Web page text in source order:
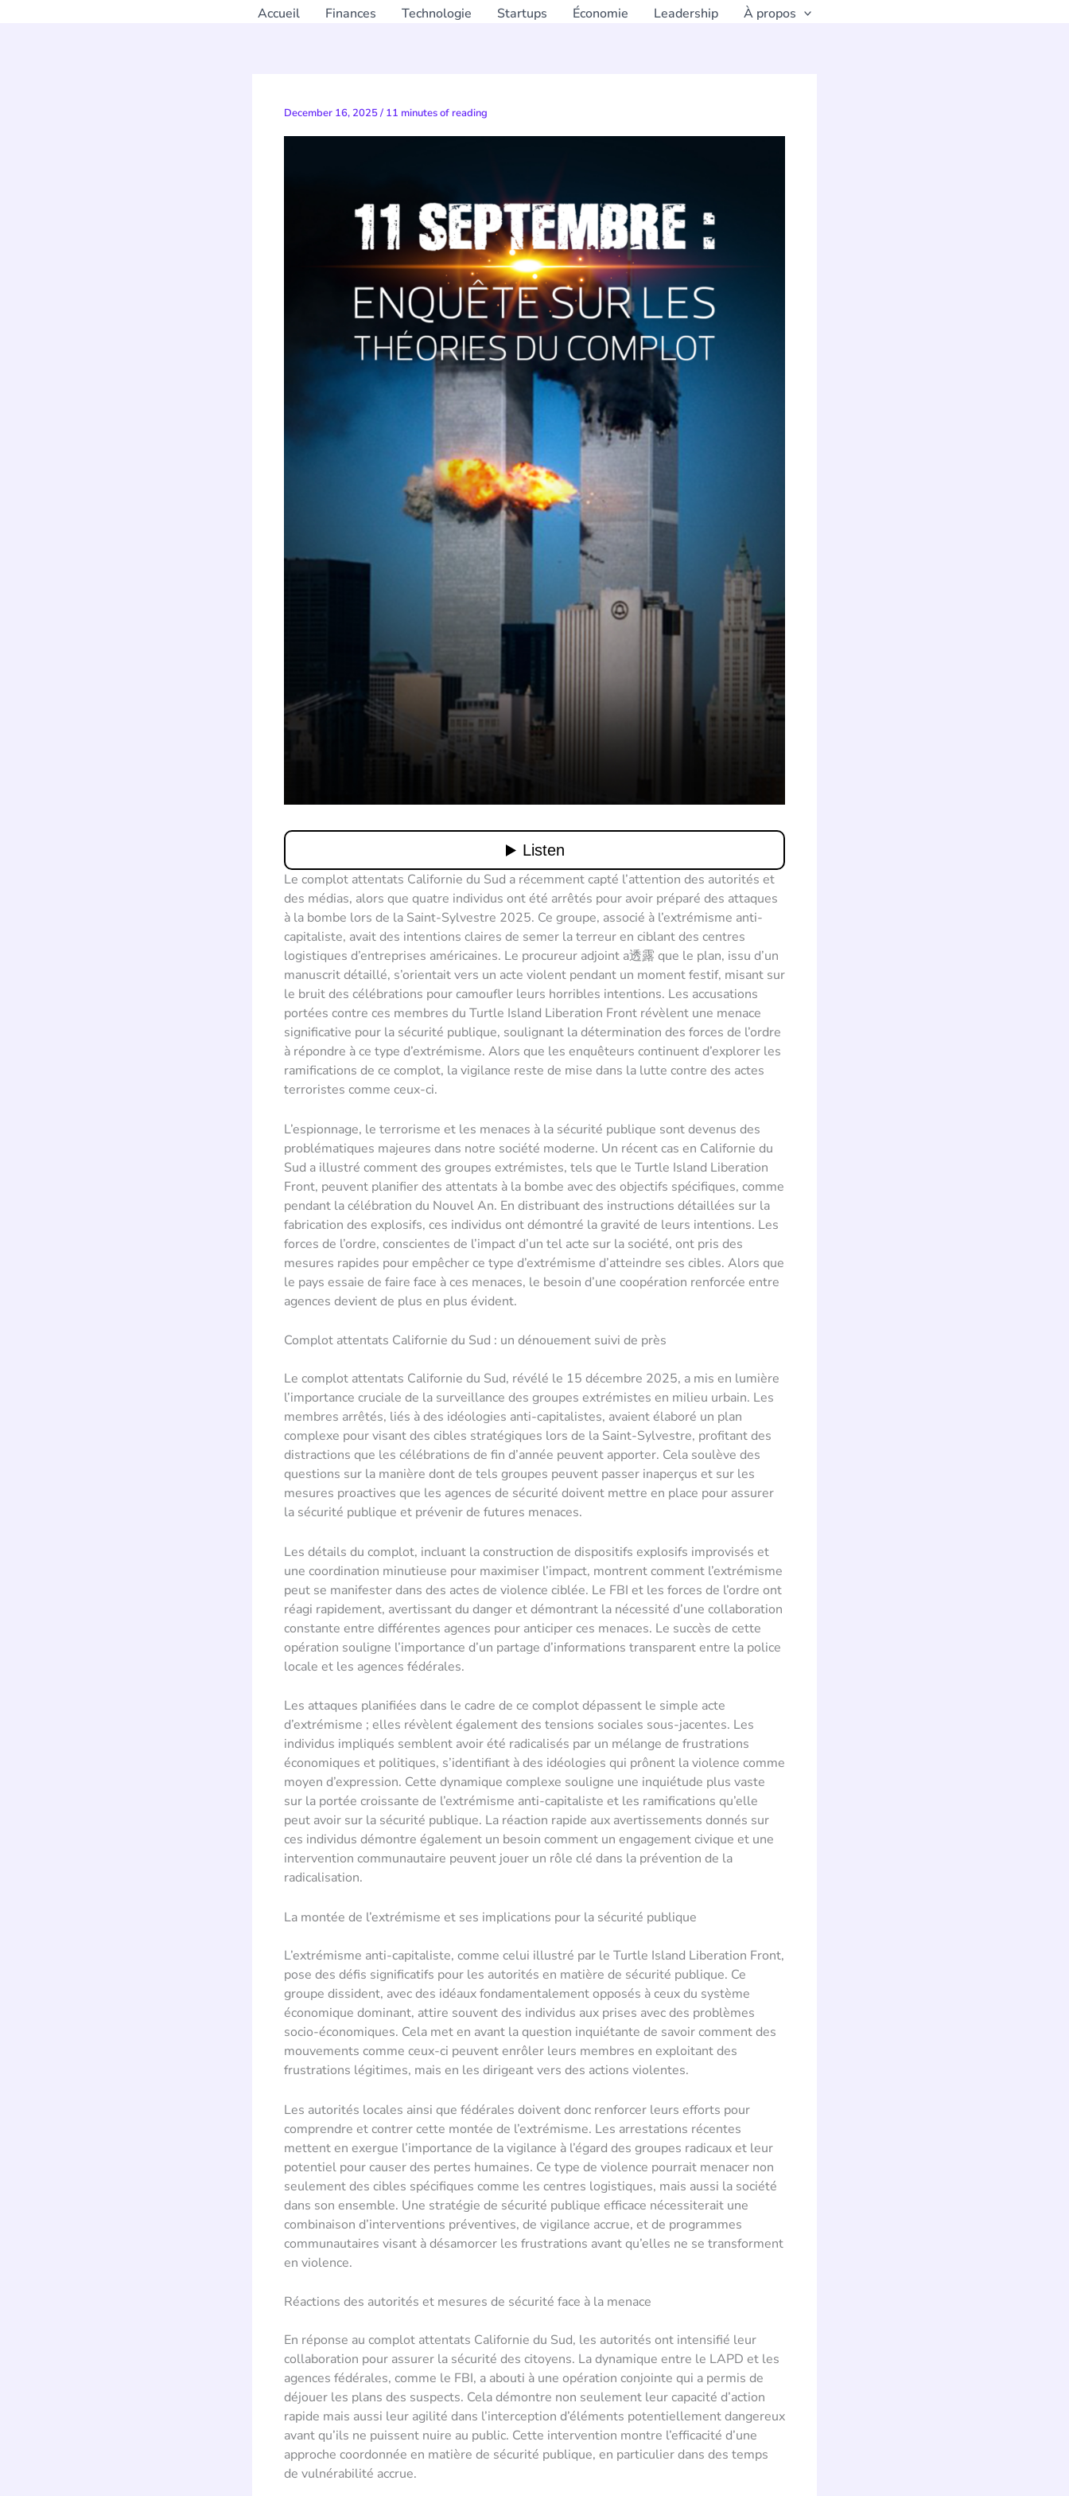
Accueil Finances Technologie Startups Économie Leadership À propos
December 16, 2025/ 11 minutes of reading
Le complot attentats Californie du Sud a récemment capté l’attention des autorités et
des médias, alors que quatre individus ont été arrêtés pour avoir préparé des attaques
à la bombe lors de la Saint-Sylvestre 2025. Ce groupe, associé à l’extrémisme anti-
capitaliste, avait des intentions claires de semer la terreur en ciblant des centres
logistiques d’entreprises américaines. Le procureur adjoint a透露 que le plan, issu d’un
manuscrit détaillé, s’orientait vers un acte violent pendant un moment festif, misant sur
le bruit des célébrations pour camoufler leurs horribles intentions. Les accusations
portées contre ces membres du Turtle Island Liberation Front révèlent une menace
significative pour la sécurité publique, soulignant la détermination des forces de l’ordre
à répondre à ce type d’extrémisme. Alors que les enquêteurs continuent d’explorer les
ramifications de ce complot, la vigilance reste de mise dans la lutte contre des actes
terroristes comme ceux-ci.
L’espionnage, le terrorisme et les menaces à la sécurité publique sont devenus des
problématiques majeures dans notre société moderne. Un récent cas en Californie du
Sud a illustré comment des groupes extrémistes, tels que le Turtle Island Liberation
Front, peuvent planifier des attentats à la bombe avec des objectifs spécifiques, comme
pendant la célébration du Nouvel An. En distribuant des instructions détaillées sur la
fabrication des explosifs, ces individus ont démontré la gravité de leurs intentions. Les
forces de l’ordre, conscientes de l’impact d’un tel acte sur la société, ont pris des
mesures rapides pour empêcher ce type d’extrémisme d’atteindre ses cibles. Alors que
le pays essaie de faire face à ces menaces, le besoin d’une coopération renforcée entre
agences devient de plus en plus évident.
Complot attentats Californie du Sud : un dénouement suivi de près
Le complot attentats Californie du Sud, révélé le 15 décembre 2025, a mis en lumière
l’importance cruciale de la surveillance des groupes extrémistes en milieu urbain. Les
membres arrêtés, liés à des idéologies anti-capitalistes, avaient élaboré un plan
complexe pour visant des cibles stratégiques lors de la Saint-Sylvestre, profitant des
distractions que les célébrations de fin d’année peuvent apporter. Cela soulève des
questions sur la manière dont de tels groupes peuvent passer inaperçus et sur les
mesures proactives que les agences de sécurité doivent mettre en place pour assurer
la sécurité publique et prévenir de futures menaces.
Les détails du complot, incluant la construction de dispositifs explosifs improvisés et
une coordination minutieuse pour maximiser l’impact, montrent comment l’extrémisme
peut se manifester dans des actes de violence ciblée. Le FBI et les forces de l’ordre ont
réagi rapidement, avertissant du danger et démontrant la nécessité d’une collaboration
constante entre différentes agences pour anticiper ces menaces. Le succès de cette
opération souligne l’importance d’un partage d’informations transparent entre la police
locale et les agences fédérales.
Les attaques planifiées dans le cadre de ce complot dépassent le simple acte
d’extrémisme ; elles révèlent également des tensions sociales sous-jacentes. Les
individus impliqués semblent avoir été radicalisés par un mélange de frustrations
économiques et politiques, s’identifiant à des idéologies qui prônent la violence comme
moyen d’expression. Cette dynamique complexe souligne une inquiétude plus vaste
sur la portée croissante de l’extrémisme anti-capitaliste et les ramifications qu’elle
peut avoir sur la sécurité publique. La réaction rapide aux avertissements donnés sur
ces individus démontre également un besoin comment un engagement civique et une
intervention communautaire peuvent jouer un rôle clé dans la prévention de la
radicalisation.
La montée de l’extrémisme et ses implications pour la sécurité publique
L’extrémisme anti-capitaliste, comme celui illustré par le Turtle Island Liberation Front,
pose des défis significatifs pour les autorités en matière de sécurité publique. Ce
groupe dissident, avec des idéaux fondamentalement opposés à ceux du système
économique dominant, attire souvent des individus aux prises avec des problèmes
socio-économiques. Cela met en avant la question inquiétante de savoir comment des
mouvements comme ceux-ci peuvent enrôler leurs membres en exploitant des
frustrations légitimes, mais en les dirigeant vers des actions violentes.
Les autorités locales ainsi que fédérales doivent donc renforcer leurs efforts pour
comprendre et contrer cette montée de l’extrémisme. Les arrestations récentes
mettent en exergue l’importance de la vigilance à l’égard des groupes radicaux et leur
potentiel pour causer des pertes humaines. Ce type de violence pourrait menacer non
seulement des cibles spécifiques comme les centres logistiques, mais aussi la société
dans son ensemble. Une stratégie de sécurité publique efficace nécessiterait une
combinaison d’interventions préventives, de vigilance accrue, et de programmes
communautaires visant à désamorcer les frustrations avant qu’elles ne se transforment
en violence.
Réactions des autorités et mesures de sécurité face à la menace
En réponse au complot attentats Californie du Sud, les autorités ont intensifié leur
collaboration pour assurer la sécurité des citoyens. La dynamique entre le LAPD et les
agences fédérales, comme le FBI, a abouti à une opération conjointe qui a permis de
déjouer les plans des suspects. Cela démontre non seulement leur capacité d’action
rapide mais aussi leur agilité dans l’interception d’éléments potentiellement dangereux
avant qu’ils ne puissent nuire au public. Cette intervention montre l’efficacité d’une
approche coordonnée en matière de sécurité publique, en particulier dans des temps
de vulnérabilité accrue.